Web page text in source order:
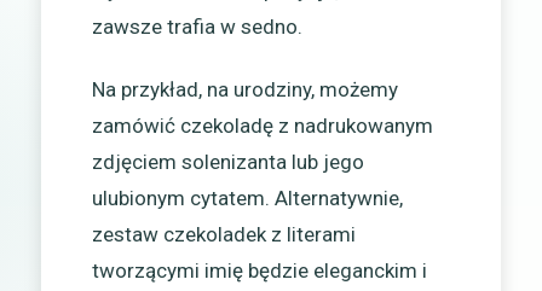
zawsze trafia w sedno.
Na przykład, na urodziny, możemy
zamówić czekoladę z nadrukowanym
zdjęciem solenizanta lub jego
ulubionym cytatem. Alternatywnie,
zestaw czekoladek z literami
tworzącymi imię będzie eleganckim i